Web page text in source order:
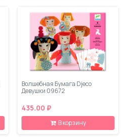
Волшебная Бумага Djeco
Девушки 09672
435.00 ₽
В корзину